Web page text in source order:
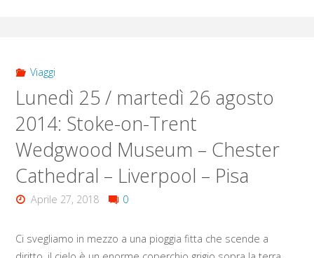
Viaggi
Lunedì 25 / martedì 26 agosto
2014: Stoke-on-Trent
Wedgwood Museum – Chester
Cathedral – Liverpool – Pisa
Aprile 27, 2018 0
Ci svegliamo in mezzo a una pioggia fitta che scende a